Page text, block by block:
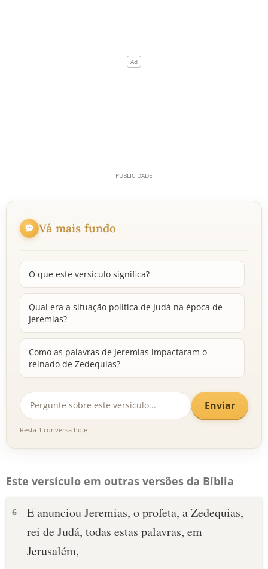
Vá mais fundo
O que este versículo significa?
Qual era a situação política de Judá na época de
Jeremias?
Como as palavras de Jeremias impactaram o
reinado de Zedequias?
Enviar
Resta 1 conversa hoje
Este versículo em outras versões da Bíblia
6
E anunciou Jeremias, o profeta, a Zedequias,
rei de Judá, todas estas palavras, em
Jerusalém,